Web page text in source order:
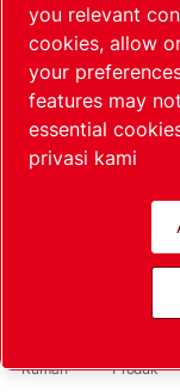
Rumah Produk
Notis Undang-
Cetakan
Perlindungan
Kebolehcapaian
Pejabat serantau
you relevant
cookies, allow
your
features may
essential
privasi kami